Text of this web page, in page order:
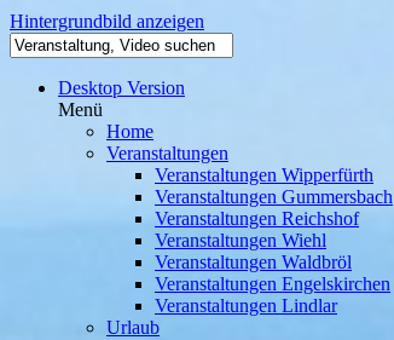
Hintergrundbild anzeigen
Desktop Version
Menü
Home
Veranstaltungen
Veranstaltungen Wipperfürth
Veranstaltungen Gummersbach
Veranstaltungen Reichshof
Veranstaltungen Wiehl
Veranstaltungen Waldbröl
Veranstaltungen Engelskirchen
Veranstaltungen Lindlar
Urlaub